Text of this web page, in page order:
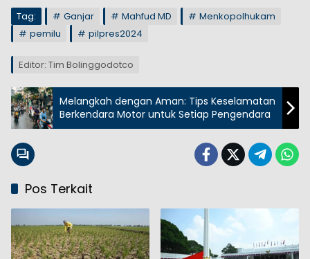
Tag: Ganjar Mahfud MD
Menkopolhukam
pemilu
pilpres2024
Editor: Tim Bolinggodotco
Melangkah dengan Aman: Tips Keselamatan
Berkendara Motor untuk Setiap Pengendara
Pos Terkait